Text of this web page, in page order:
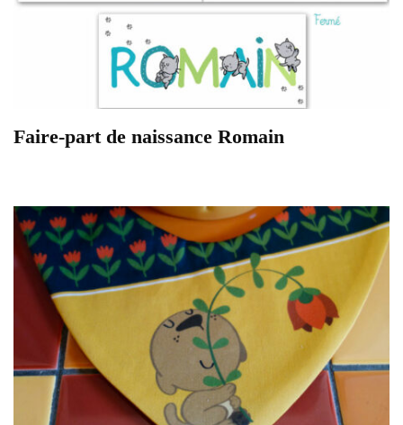
Faire-part de naissance Romain